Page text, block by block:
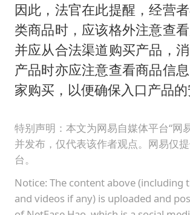
因此，法官在此提醒，经营
类商品时，应该格外注意查
并应从合法渠道购买产品，
产品时亦应注意查看商品信
家购买，以便确保入口产品的
特别声明：本文为网易自媒体平台“网
并发布，仅代表该作者观点。网易仅
台。
Notice: The content above (including
and videos if any) is uploaded and